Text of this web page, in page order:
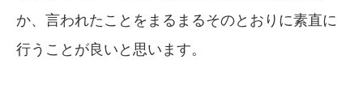
か、言われたことをまるまるそのとおりに素直に
行うことが良いと思います。